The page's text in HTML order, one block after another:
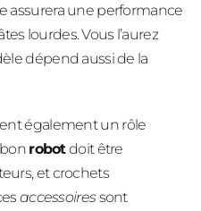
assurera une performance
lourdes. Vous l’aurez
dépend aussi de la
également un rôle
robotdoit être
et crochets
accessoiressont